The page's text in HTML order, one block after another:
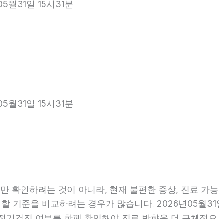
월31일 15시31분
월31일 15시31분
확인하려는 것이 아니라, 현재 불편한 증상, 진료 가
기준을 비교하려는 경우가 많습니다. 2026년05월